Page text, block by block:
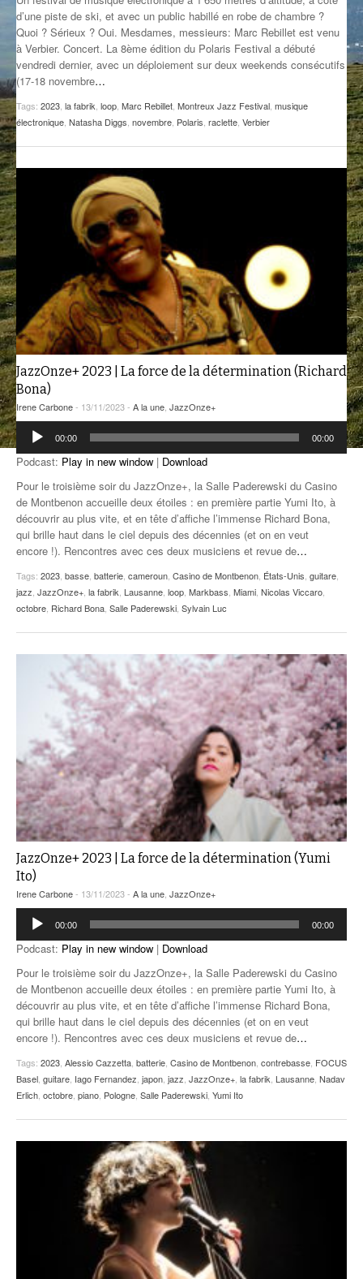
GROOVE N SUN
IL ÉTAIT UNE FOIS
L’ASTUCE DE LA PORTE EN BOIS
LA FABRIK POÉTIK
LA SOUTERRAINE
MUSIQUE DES ANTIPODES
NOS ANCIENS
SONORIK
THEME FORCE
ZIRCONIUM
PLUS DE MIX
d’une piste de ski, et avec un public habillé en robe de chambre ?
Quoi ? Sérieux ? Oui. Mesdames, messieurs: Marc Rebillet est venu
à Verbier. Concert. La 8ème édition du Polaris Festival a débuté
vendredi dernier, avec un déploiement sur deux weekends consécutifs
(17-18 novembre…
Tags: 2023 la fabrik loop Marc Rebillet Montreux Jazz Festival musique
électronique Natasha Diggs novembre Polaris raclette Verbier
JazzOnze+ 2023 | La force de la détermination (Richard
Bona)
Irene Carbone- 13/11/2023 - A la une JazzOnze+
Lecteur
audio
00:00 00:00
Podcast: Play in new window | Download
Pour le troisième soir du JazzOnze+, la Salle Paderewski du Casino
de Montbenon accueille deux étoiles : en première partie Yumi Ito, à
découvrir au plus vite, et en tête d’affiche l’immense Richard Bona,
qui brille haut dans le ciel depuis des décennies (et on en veut
encore !). Rencontres avec ces deux musiciens et revue de…
Tags: 2023 basse batterie cameroun Casino de Montbenon États-Unis guitare
jazz JazzOnze+ la fabrik Lausanne loop Markbass Miami Nicolas Viccaro
octobre Richard Bona Salle Paderewski Sylvain Luc
JazzOnze+ 2023 | La force de la détermination (Yumi
Ito)
Irene Carbone- 13/11/2023 - A la une JazzOnze+
Lecteur
audio
00:00 00:00
Podcast: Play in new window | Download
Pour le troisième soir du JazzOnze+, la Salle Paderewski du Casino
de Montbenon accueille deux étoiles : en première partie Yumi Ito, à
découvrir au plus vite, et en tête d’affiche l’immense Richard Bona,
qui brille haut dans le ciel depuis des décennies (et on en veut
encore !). Rencontres avec ces deux musiciens et revue de…
Tags: 2023 Alessio Cazzetta batterie Casino de Montbenon contrebasse FOCUS
Basel guitare Iago Fernandez japon jazz JazzOnze+ la fabrik Lausanne Nadav
Erlich octobre piano Pologne Salle Paderewski Yumi Ito